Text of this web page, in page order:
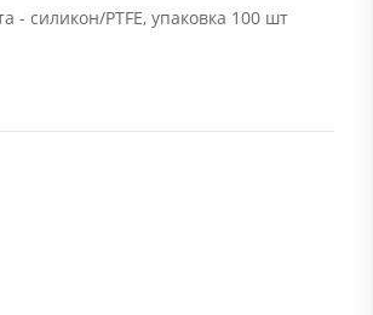
- силикон/PTFE, упаковка 100 шт